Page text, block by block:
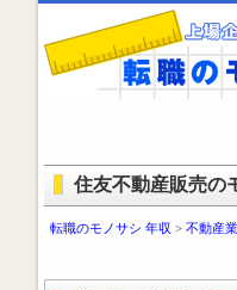
住友不動産販売の
転職のモノサシ 年収 > 不動産